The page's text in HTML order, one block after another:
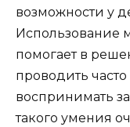
возможности у
Использование
помогает в
проводить
воспринимать
такого умения